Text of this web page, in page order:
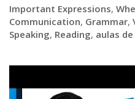
Important Expressions,
Communication, Grammar,
Speaking, Reading, aulas